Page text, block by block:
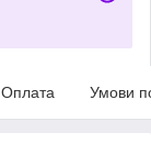
Оплата Умови